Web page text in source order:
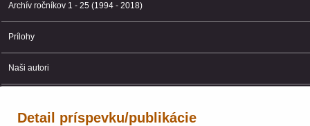
Archív ročníkov 1 - 25 (1994 - 2018)
Prílohy
Naši autori
Detail príspevku/publikácie